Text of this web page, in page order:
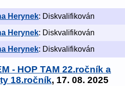
Herynek: Diskvalifikován
Herynek: Diskvalifikován
Herynek: Diskvalifikován
- HOP TAM 22.ročník a
18.ročník, 17. 08. 2025